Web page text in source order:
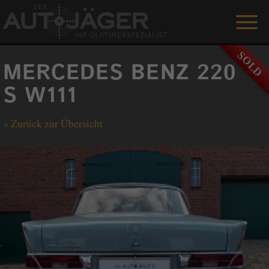
ANGEBOTE
REFERENZEN
KONTAKT
ENGLISH
0 1515 / 466 66 80
MERCEDES BENZ 220
S W111
« Zurück zur Übersicht